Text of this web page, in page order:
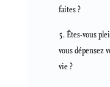
faites ?
Êtes-vous
vous dépensez
vie ?